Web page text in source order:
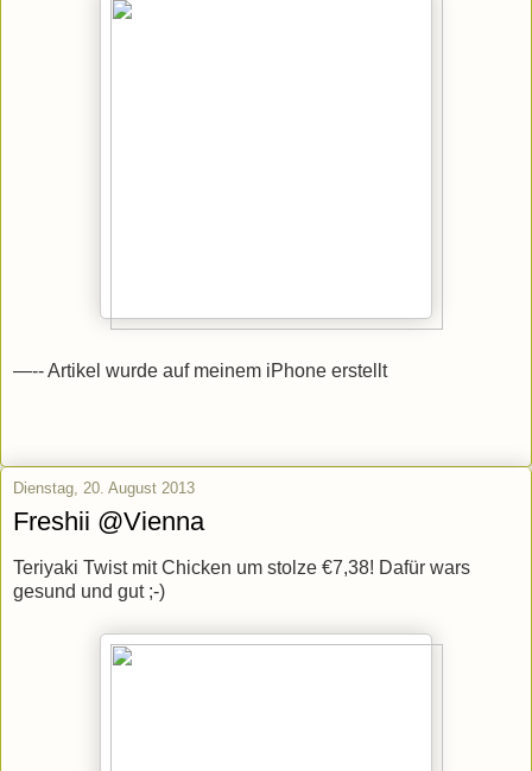
—-- Artikel wurde auf meinem iPhone erstellt
Dienstag, 20. August 2013
Freshii @Vienna
Teriyaki Twist mit Chicken um stolze €7,38! Dafür wars
gesund und gut ;-)